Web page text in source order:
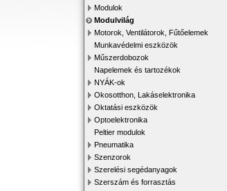
Modulok
Modulvilág
Motorok, Ventilátorok, Fűtőelemek
Munkavédelmi eszközök
Műszerdobozok
Napelemek és tartozékok
NYÁK-ok
Okosotthon, Lakáselektronika
Oktatási eszközök
Optoelektronika
Peltier modulok
Pneumatika
Szenzorok
Szerelési segédanyagok
Szerszám és forrasztás